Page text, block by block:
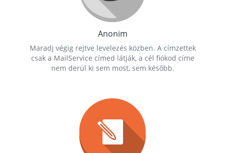
Anonim
Maradj végig rejtve levelezés közben. A címzettek
csak a MailService címed látják, a cél fiókod címe
nem derül ki sem most, sem később.